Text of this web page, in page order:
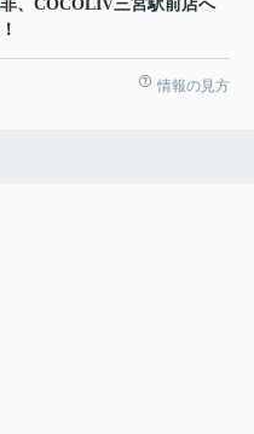
、COCOLIV三宮駅前店へ
情報の見方